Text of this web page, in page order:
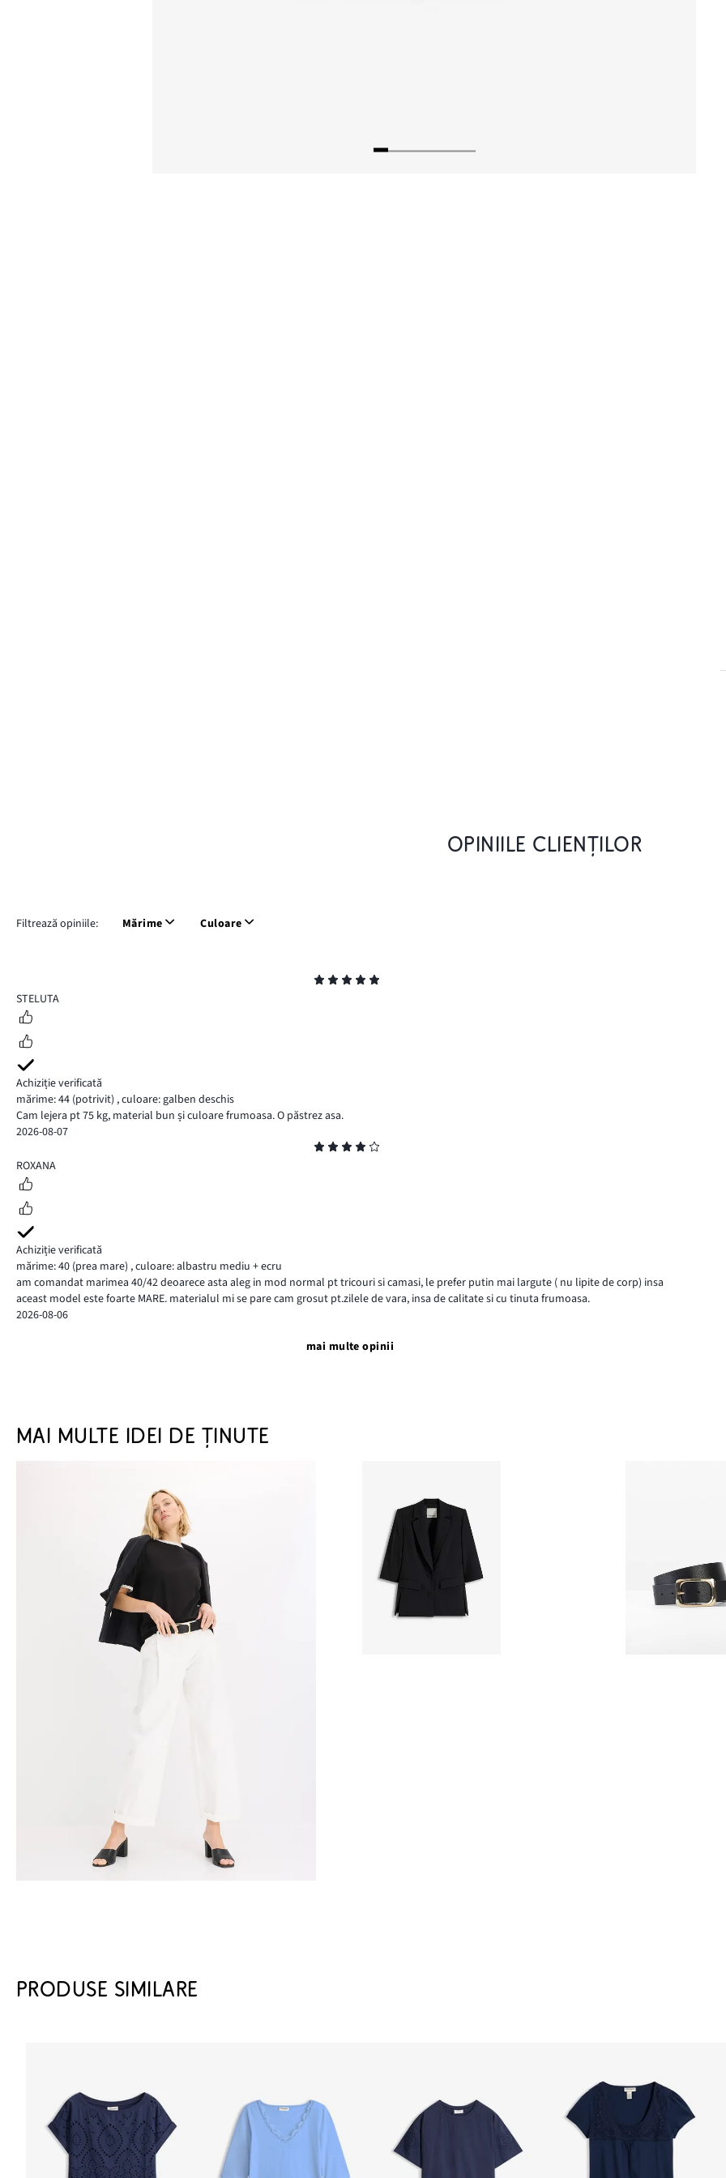
OPINIILE CLIENȚILOR
Filtrează opiniile: Mărime Culoare
5
STELUTA
Achiziție verificată
mărime: 44 (potrivit) ,culoare: galben deschis
Cam lejera pt 75 kg, material bun și culoare frumoasa. O păstrez asa.
2026-08-07
4
ROXANA
Achiziție verificată
mărime: 40 (prea mare) ,culoare: albastru mediu + ecru
am comandat marimea 40/42 deoarece asta aleg in mod normal pt tricouri si camasi, le prefer putin mai largute ( nu lipite de corp) insa
aceast model este foarte MARE. materialul mi se pare cam grosut pt.zilele de vara, insa de calitate si cu tinuta frumoasa.
2026-08-06
mai multe opinii
MAI MULTE IDEI DE ȚINUTE
PRODUSE SIMILARE